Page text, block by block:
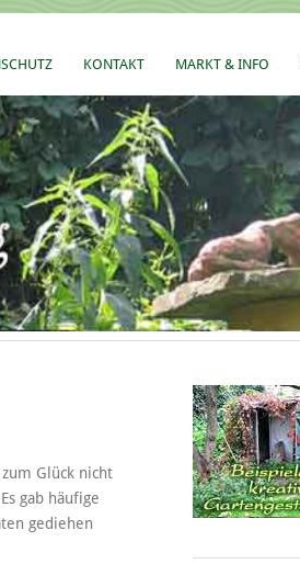
KONTAKT MARKT & INFO
Glück nicht
gab häufige
gediehen